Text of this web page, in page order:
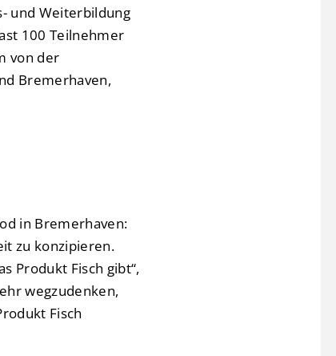
und Weiterbildung
100 Teilnehmer
von der
Bremerhaven,
in Bremerhaven:
zu konzipieren.
Produkt Fisch gibt“,
wegzudenken,
Fisch